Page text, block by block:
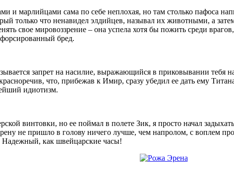
марлийцами сама по себе неплохая, но там столько пафоса
только что ненавидел элдийцев, называл их животными, а
свое мировоззрение – она успела хотя бы пожить среди
бред.
запрет на насилие, выражающийся в приковывании тебя
что, прибежав к Имир, сразу убедил ее дать ему
идиотизм.
винтовки, но ее поймал в полете Зик, я просто начал
не пришло в голову ничего лучше, чем напролом, с воплем
как швейцарские часы!